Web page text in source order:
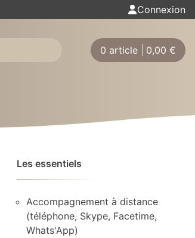
Connexion
0 article 0,00 €
Les essentiels
Accompagnement à distance
(téléphone, Skype, Facetime,
Whats'App)